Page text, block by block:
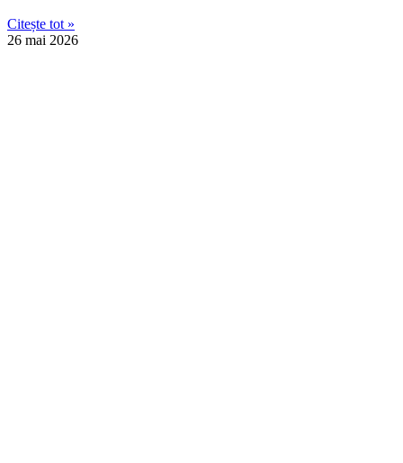
Citește tot »
26 mai 2026